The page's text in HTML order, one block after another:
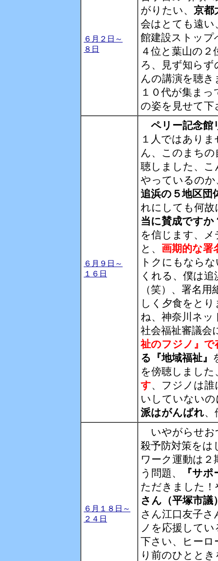
６月２日～
８日
がりたい、 京都
会はとても遠い
館建設ストップ
４位と葉山の
ろ、見ず知ら
んの講演を聴
１０代が集ま
の姿を見せて下
６月９日～
１６日
ペリー記念館
１人ではあり
ん、このまちの
聴しました、
やっているのか
追浜の５地区団
れにしても何故
当に賛成ですか
を信じます、
と、 画期的な署
トクにもなら
くれる、僕は
（笑）、署名
しく夕食をと
ね、神奈川ネッ
社会福祉審議会
祉のフジノ』で
る『地域福祉』
を傍聴しました
す、フジノは
いしていないの
派はがんばれ、
６月１８日～
２４日
いやがらせお
殺予防対策をは
ワーク運動は
う問題、
『サ
ただきました
さん（平塚市議
さん江口友子
ノを応援して
下さい、ヒー
り前のひとと